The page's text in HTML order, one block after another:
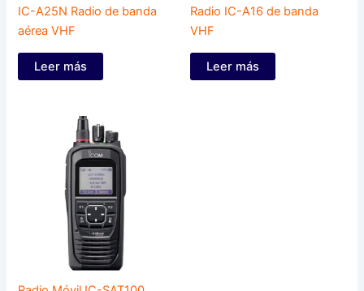
IC-A25N Radio de banda
aérea VHF
Leer más
Radio IC-A16 de banda
VHF
Leer más